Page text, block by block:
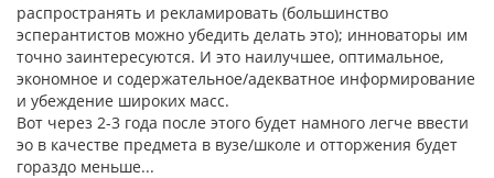
распространять и рекламировать (большинство
эсперантистов можно убедить делать это); инноваторы им
точно заинтересуются. И это наилучшее, оптимальное,
экономное и содержательное/адекватное информирование
и убеждение широких масс.
Вот через 2-3 года после этого будет намного легче ввести
эо в качестве предмета в вузе/школе и отторжения будет
гораздо меньше...